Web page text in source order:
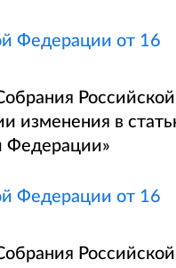
Федерации от 16
Российской
изменения в
Федерации»
Федерации от 16
Российской